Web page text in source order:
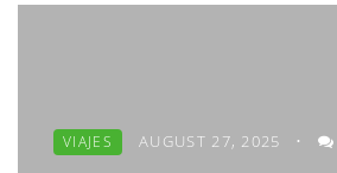
VIAJES AUGUST 27, 2025 •